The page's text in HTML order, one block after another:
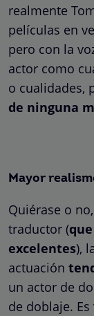
realmente
películas en
pero con la
actor como
o cualidades,
de ninguna
Mayor
Quiérase o
traductor (
excelentes),
actuación
un actor de
de doblaje.